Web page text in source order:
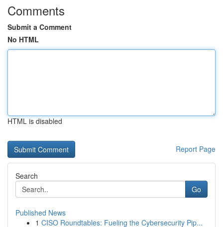
Comments
Submit a Comment
No HTML
HTML is disabled
Report Page
Search
Go
Published News
1 CISO Roundtables: Fueling the Cybersecurity Pip...